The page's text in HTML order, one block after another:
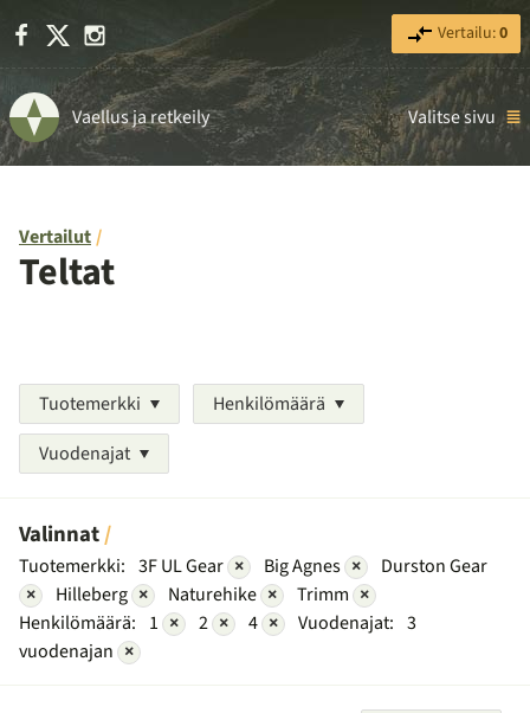
Facebook Instagram Vertailu:0
Vaellus ja retkeily Valitse sivu
Vertailut
Teltat
Tuotemerkki
Henkilömäärä
Vuodenajat
Valinnat
Tuotemerkki: 3F UL Gear × Big Agnes ×
Durston Gear
×
Hilleberg × Naturehike × Trimm ×
Henkilömäärä: 1 × 2 × 4 × Vuodenajat: 3
vuodenajan ×